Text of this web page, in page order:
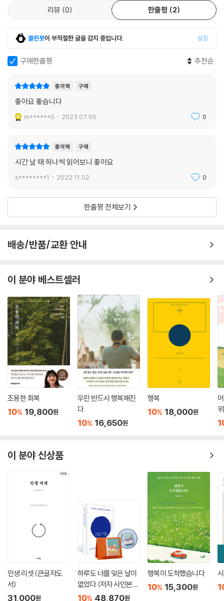
다가갈 수 있을까요
-
괜찮지 않아도 괜찮다면
나는 완전히 치유되지 못했지만
나는 언제나 지혜롭지도 않지만
앞으로 가고 있다는 사실이에요
내가 경험한 바로는
괴롭히지 않는 사람들이
자신을 몰아가는 태도는
모든 느낌을
있는 그대로 마주하는 것이
우리의 진짜 과제입니다
---본문 중에서
리뷰 0 한줄평 2
클린봇이 부적절한 글을 감지 중입니다. 설정
구매한줄평 추천순
종이책 구매
좋아요 좋습니다
m******0 2023.07.05. 0
종이책 구매
시간 날 때 하나씩 읽어보니 좋아요
s********1 2022.11.02. 0
한줄평 전체보기
배송/반품/교환 안내
이 분야 베스트셀러
조용한 회복
10% 19,800원
우린 반드시 행복해진
다
10% 16,650원
행복
10% 18,000원
이 분야 신상품
인생 리셋 (큰글자도
서)
31,000원
하루도 너를 잊은 날이
없었다 (저자 사인본)
+ 명상가를 위한 365
10% 48,870원
행복이 도착했습니다
10% 15,300원